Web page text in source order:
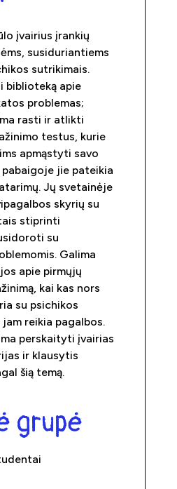
įvairius įrankių
susiduriantiems
sutrikimais.
biblioteką apie
problemas;
rasti ir atlikti
testus, kurie
apmąstyti savo
jie pateikia
Jų svetainėje
skyrių su
stiprinti
su
Galima
apie pirmųjų
kai kas nors
su psichikos
reikia pagalbos.
perskaityti įvairias
ir klausytis
šią temą.
grupė